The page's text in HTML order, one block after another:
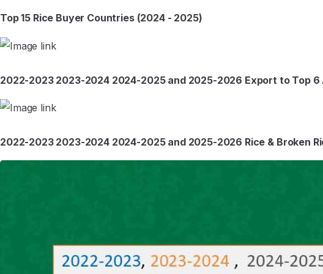
Top 15 Rice Buyer Countries (2024 - 2025)
2022-2023 2023-2024 2024-2025 and 2025-2026 Export to Top 6
2022-2023 2023-2024 2024-2025 and 2025-2026 Rice & Broken